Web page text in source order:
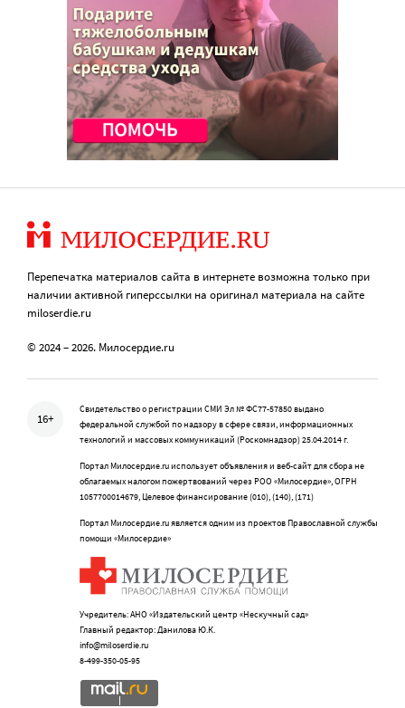
Перепечатка материалов сайта в интернете возможна только при
наличии активной гиперссылки на оригинал материала на сайте
miloserdie.ru
© 2024 – 2026. Милосердие.ru
16+
Свидетельство о регистрации СМИ Эл № ФС77-57850 выдано
федеральной службой по надзору в сфере связи, информационных
технологий и массовых коммуникаций (Роскомнадзор) 25.04.2014 г.
Портал Милосердие.ru использует объявления и веб-сайт для сбора не
облагаемых налогом пожертвований через РОО «Милосердие», ОГРН
1057700014679, Целевое финансирование (010), (140), (171)
Портал Милосердие.ru является одним из проектов Православной службы
помощи «Милосердие»
Учредитель: АНО «Издательский центр «Нескучный сад»
Главный редактор: Данилова Ю.К.
info@miloserdie.ru
8-499-350-05-95